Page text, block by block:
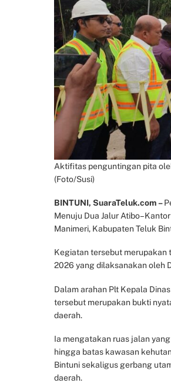
Aktifitas penguntingan pita
(Foto/Susi)
BINTUNI, SuaraTeluk.com –
Menuju Dua Jalur
Manimeri, Kabupaten Teluk
Kegiatan tersebut merupakan
2026 yang dilaksanakan oleh
Dalam arahan Plt Kepala
tersebut merupakan bukti
daerah.
Ia mengatakan ruas jalan
hingga batas kawasan
Bintuni sekaligus gerbang
daerah.